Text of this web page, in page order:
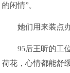
的闲情”。
她们用来装点办
95后王昕的工位
荷花，心情都能舒